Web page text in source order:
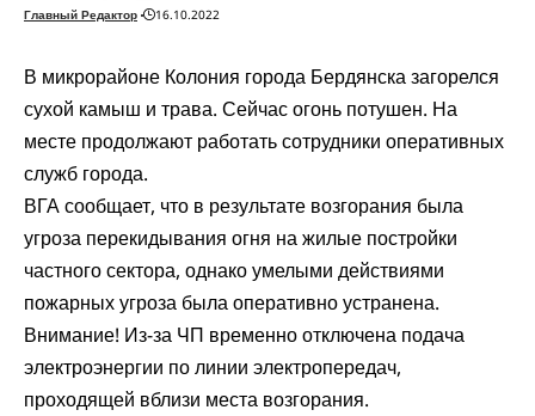
Главный Редактор 16.10.2022
В микрорайоне Колония города Бердянска загорелся
сухой камыш и трава. Сейчас огонь потушен. На
месте продолжают работать сотрудники оперативных
служб города.
ВГА сообщает, что в результате возгорания была
угроза перекидывания огня на жилые постройки
частного сектора, однако умелыми действиями
пожарных угроза была оперативно устранена.
Внимание! Из-за ЧП временно отключена подача
электроэнергии по линии электропередач,
проходящей вблизи места возгорания.